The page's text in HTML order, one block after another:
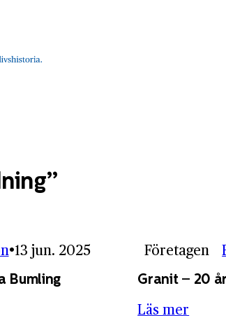
13 jun. 2025
Bumling
Företagen
Granit – 20
Läs mer